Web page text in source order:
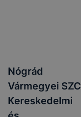
Nógrád
Vármegyei SZC
Kereskedelmi